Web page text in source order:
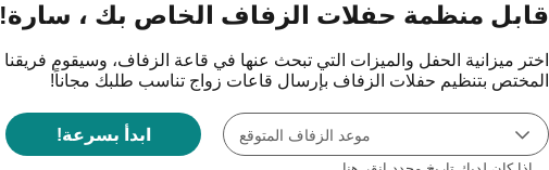
قابل منظمة حفلات الزفاف الخاص بك ، سارة!
اختر ميزانية الحفل والميزات التي تبحث عنها في قاعة الزفاف، وسيقوم فريقنا
المختص بتنظيم حفلات الزفاف بإرسال قاعات زواج تناسب طلبك مجاناً!
موعد الزفاف المتوقع ابدأ بسرعة!